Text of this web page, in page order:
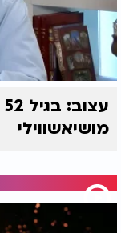
מושיאשווילי